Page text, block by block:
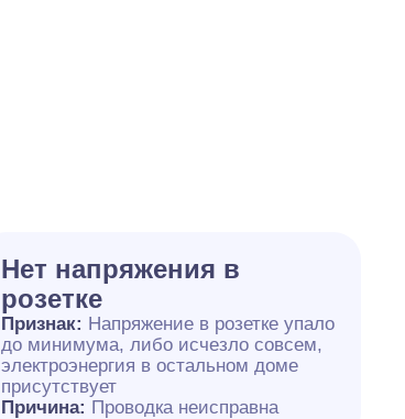
Нет напряжения в
розетке
Признак: Напряжение в розетке упало
до минимума, либо исчезло совсем,
электроэнергия в остальном доме
присутствует
Причина: Проводка неисправна